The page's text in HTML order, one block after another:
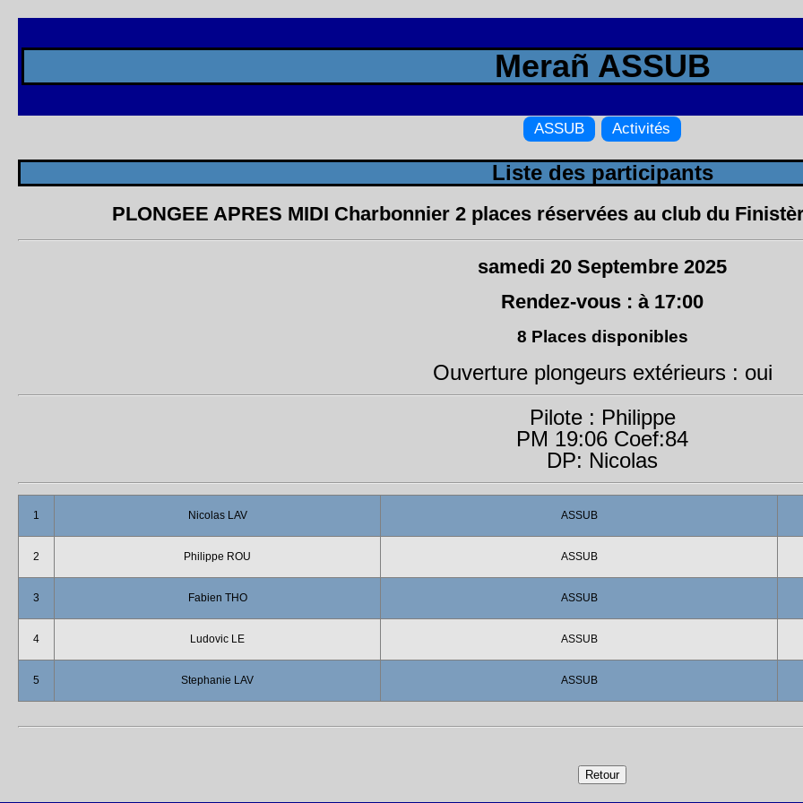
Merañ ASSUB
ASSUB Activités
Liste des participants
PLONGEE APRES MIDI Charbonnier 2 places réservées au club du
samedi 20 Septembre 2025
Rendez-vous : à 17:00
8 Places disponibles
Ouverture plongeurs extérieurs : oui
Pilote : Philippe
PM 19:06 Coef:84
DP: Nicolas
1 Nicolas LAV ASSUB
2 Philippe ROU ASSUB
3 Fabien THO ASSUB
4 Ludovic LE ASSUB
5 Stephanie LAV ASSUB